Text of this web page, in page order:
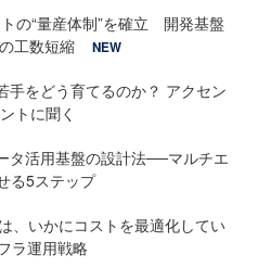
の“量産体制”を確立 開発基盤
工数短縮
NEW
手をどう育てるのか？ アクセン
トに聞く
タ活用基盤の設計法──マルチエ
る5ステップ
、いかにコストを最適化してい
ラ運用戦略